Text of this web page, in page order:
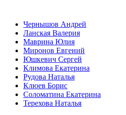
Чернышов Андрей
Ланская Валерия
Маврина Юлия
Миронов Евгений
Юшкевич Сергей
Климова Екатерина
Рудова Наталья
Клюев Борис
Соломатина Екатерина
Терехова Наталья